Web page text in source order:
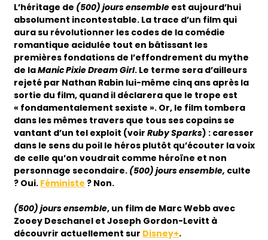
L’héritage de (500) jours ensemble est aujourd’hui
absolument incontestable. La trace d’un film qui
aura su révolutionner les codes de la comédie
romantique acidulée tout en bâtissant les
premières fondations de l’effondrement du mythe
de laManic Pixie Dream Girl. Le terme sera d’ailleurs
rejeté par Nathan Rabin lui-même cinq ans après la
sortie du film, quand il déclarera que le trope est
« fondamentalement sexiste ». Or, le film tombera
dans les mêmes travers que tous ses copains se
vantant d’un tel exploit (voirRuby Sparks) : caresser
dans le sens du poil le héros plutôt qu’écouter la voix
de celle qu’on voudrait comme héroïne et non
personnage secondaire. (500) jours ensemble, culte
? Oui. Féministe ? Non.
(500) jours ensemble, un film de Marc Webb avec
Zooey Deschanel et Joseph Gordon-Levitt à
découvrir actuellement sur Disney+.